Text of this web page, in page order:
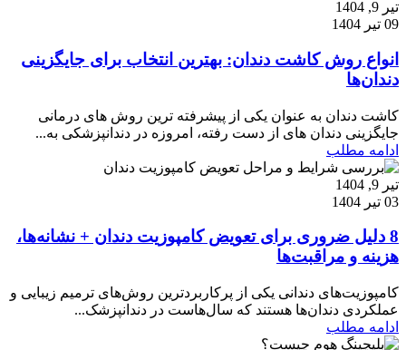
تیر 9, 1404
09 تیر 1404
انواع روش کاشت دندان: بهترین انتخاب برای جایگزینی
دندان‌ها
کاشت دندان به عنوان یکی از پیشرفته ترین روش های درمانی
جایگزینی دندان های از دست رفته، امروزه در دندانپزشکی به...
ادامه مطلب
تیر 9, 1404
03 تیر 1404
8 دلیل ضروری برای تعویض کامپوزیت دندان + نشانه‌ها،
هزینه و مراقبت‌ها
کامپوزیت‌های دندانی یکی از پرکاربردترین روش‌های ترمیم زیبایی و
عملکردی دندان‌ها هستند که سال‌هاست در دندانپزشک...
ادامه مطلب